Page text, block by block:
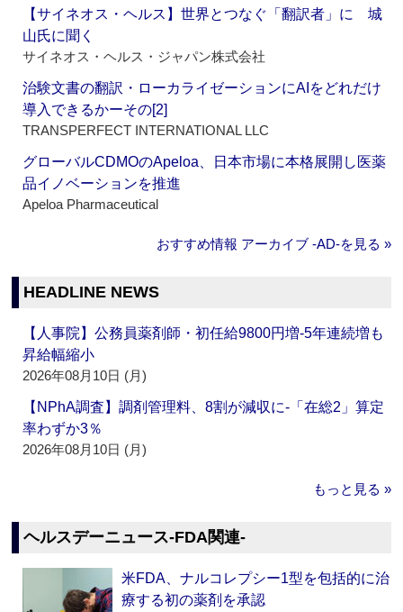
【サイネオス・ヘルス】世界とつなぐ「翻訳者」に 城
山氏に聞く
サイネオス・ヘルス・ジャパン株式会社
治験文書の翻訳・ローカライゼーションにAIをどれだけ
導入できるかーその[2]
TRANSPERFECT INTERNATIONAL LLC
グローバルCDMOのApeloa、日本市場に本格展開し医薬
品イノベーションを推進
Apeloa Pharmaceutical
おすすめ情報 アーカイブ ‐AD‐を見る »
HEADLINE NEWS
【人事院】公務員薬剤師・初任給9800円増‐5年連続増も
昇給幅縮小
2026年08月10日 (月)
【NPhA調査】調剤管理料、8割が減収に‐「在総2」算定
率わずか3％
2026年08月10日 (月)
もっと見る »
ヘルスデーニュース‐FDA関連‐
米FDA、ナルコレプシー1型を包括的に治
療する初の薬剤を承認